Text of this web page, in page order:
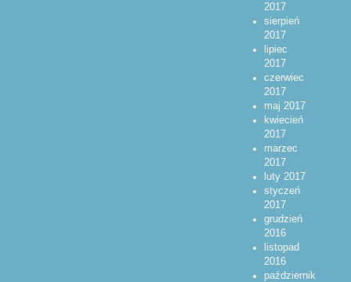
2017
sierpień
2017
lipiec
2017
czerwiec
2017
maj 2017
kwiecień
2017
marzec
2017
luty 2017
styczeń
2017
grudzień
2016
listopad
2016
październik